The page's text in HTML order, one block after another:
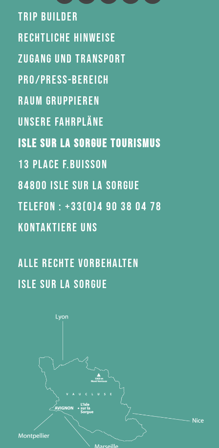
Trip Builder
Rechtliche Hinweise
Zugang und Transport
Pro/Press-Bereich
Raum gruppieren
Unsere Fahrpläne
Isle sur la Sorgue Tourismus
13 Place F.Buisson
84800 Isle sur la Sorgue
Telefon : +33(0)4 90 38 04 78
Kontaktiere uns
Alle Rechte vorbehalten
Isle sur la Sorgue